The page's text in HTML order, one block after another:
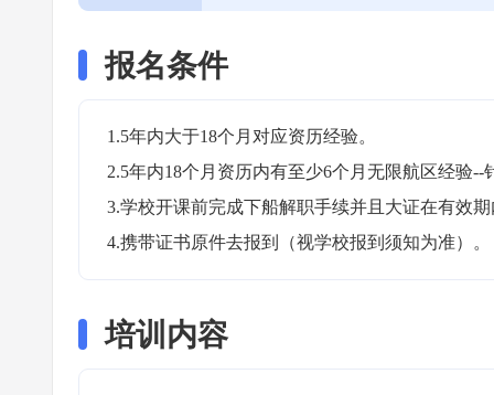
报名条件
1.5年内大于18个月对应资历经验。
2.5年内18个月资历内有至少6个月无限航区经验--
3.学校开课前完成下船解职手续并且大证在有效
4.携带证书原件去报到（视学校报到须知为准）。
培训内容